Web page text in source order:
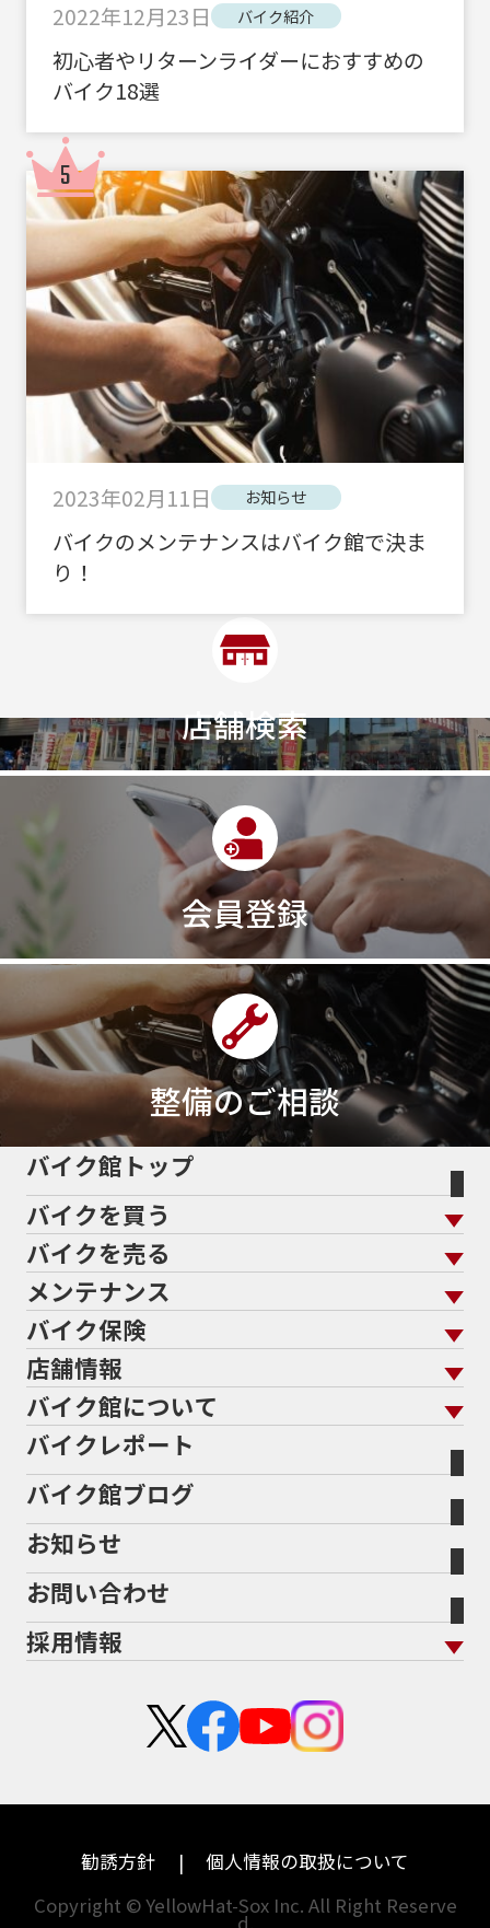
2022年12月23日 バイク紹介
初心者やリターンライダーにおすすめの
バイク18選
2023年02月11日 お知らせ
バイクのメンテナンスはバイク館で決ま
り！
店舗検索
会員登録
整備のご相談
バイク館トップ
バイクを買う
バイクを買う トップ
バイクを探す
メーカーから探す
色から探す
スタイルから探す
排気量から探す
地域から探す
走行距離から探す
中古車から探す
バイクを売る
バイクを売る トップ
バイク館買取の強み
バイクを高く売るコツ
バイク買取の流れ
全国展開の強み
よくあるご質問
バイク買取強化車両
メーカー別買取相場・
ヤマハ
ホンダ
スズキ
ハーレーダビッドソン
ドゥカティ
トライアンフ
アプリリア
KTM
モトグッツイ
MVアグスタ
他海外ﾒｰｶｰ
メンテナンス
メンテナンス トップ
バイク点検
バイク車検
Bikeep
プロテクションフィルム
バイク保険
バイク保険 トップ
自賠責保険
任意保険
バイク保険無料見積り（現在未加入の方）
バイク保険無料見積り（他社でご加入の方）
盗難保険
店舗情報
店舗情報 トップ
北海道
宮城
福島
茨城
栃木
兵庫
バイク館について
バイク館について トップ
バイク館が選ばれる理由
会社概要
沿革
二輪公正取引協議会加盟店
バイクレポート
バイク館ブログ
お知らせ
お問い合わせ
採用情報
中途採用・アルバイト
勧誘方針
個人情報の取扱について
Copyright © YellowHat-Sox Inc. All Right Reserve
d.